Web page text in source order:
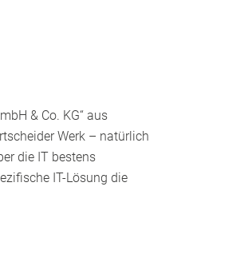
& Co. KG“ aus
Werk – natürlich
die IT bestens
IT-Lösung die